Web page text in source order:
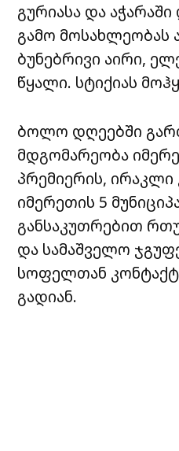
გურიასა და
გამო მოსახლეობას
ბუნებრივი აირი,
წყალი. სტიქიას
ბოლო დღეებში
მდგომარეობა
პრემიერის, ირაკლი
იმერეთის 5
განსაკუთრებით
და სამაშველო
სოფელთან
გადიან.